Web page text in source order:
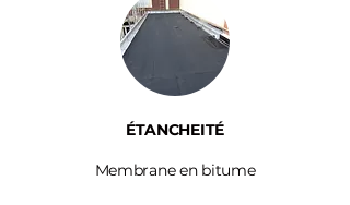
ÉTANCHEITÉ
Membrane en bitume